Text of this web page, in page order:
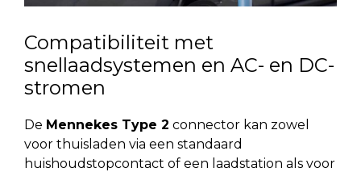
Compatibiliteit met
snellaadsystemen en AC- en DC-
stromen
De Mennekes Type 2 connector kan zowel
voor thuisladen via een standaard
huishoudstopcontact of een laadstation als voor